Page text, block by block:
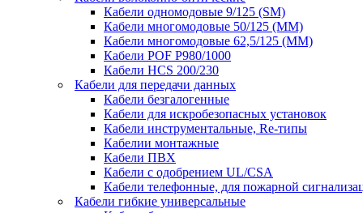
Кабели одномодовые 9/125 (SM)
Кабели многомодовые 50/125 (ММ)
Кабели многомодовые 62,5/125 (ММ)
Кабели POF P980/1000
Кабели HCS 200/230
Кабели для передачи данных
Кабели безгалогенные
Кабели для искробезопасных установок
Кабели инструментальные, Re-типы
Кабелии монтажные
Кабели ПВХ
Кабели с одобрением UL/CSA
Кабели телефонные, для пожарной
Кабели гибкие универсальные